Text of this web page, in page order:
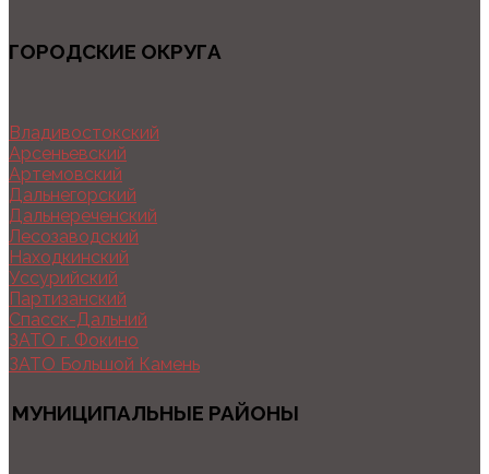
ГОРОДСКИЕ ОКРУГА
Владивостокский
Арсеньевский
Артемовский
Дальнегорский
Дальнереченский
Лесозаводский
Находкинский
Уссурийский
Партизанский
Спасск-Дальний
ЗАТО г. Фокино
ЗАТО Большой Камень
МУНИЦИПАЛЬНЫЕ РАЙОНЫ